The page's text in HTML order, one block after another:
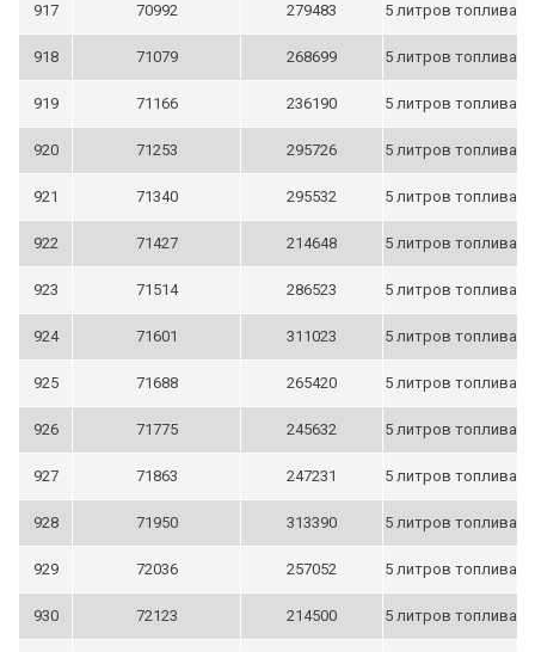
917 70992 279483 5 литров топлива
918 71079 268699 5 литров топлива
919 71166 236190 5 литров топлива
920 71253 295726 5 литров топлива
921 71340 295532 5 литров топлива
922 71427 214648 5 литров топлива
923 71514 286523 5 литров топлива
924 71601 311023 5 литров топлива
925 71688 265420 5 литров топлива
926 71775 245632 5 литров топлива
927 71863 247231 5 литров топлива
928 71950 313390 5 литров топлива
929 72036 257052 5 литров топлива
930 72123 214500 5 литров топлива